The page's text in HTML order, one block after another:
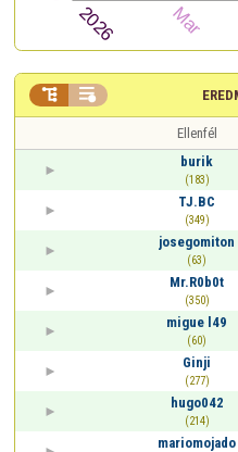
 
Ellenfél
burik
(183)
TJ.BC
(349)
josegomiton
(63)
Mr.R0b0t
(350)
migue l49
(60)
Ginji
(277)
hugo042
(214)
mariomojado